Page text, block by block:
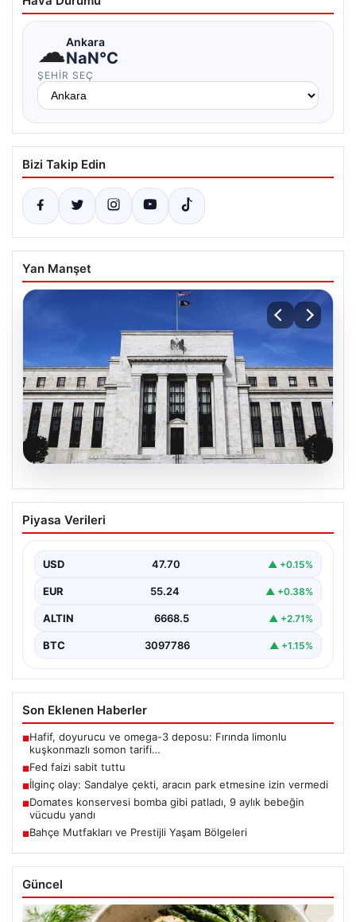
☁Ankara
NaN°C
ŞEHIR SEÇ
Bizi Takip Edin
Yan Manşet
06.08.2026
Fed faizi sabit tuttu
Piyasa Verileri
USD 47.70 ▲ +0.15%
EUR 55.24 ▲ +0.38%
ALTIN 6668.5 ▲ +2.71%
BTC 3097786 ▲ +1.15%
Son Eklenen Haberler
■Hafif, doyurucu ve omega-3 deposu: Fırında limonlu
kuşkonmazlı somon tarifi…
■Fed faizi sabit tuttu
■İlginç olay: Sandalye çekti, aracın park etmesine izin vermedi
■Domates konservesi bomba gibi patladı, 9 aylık bebeğin
vücudu yandı
■Bahçe Mutfakları ve Prestijli Yaşam Bölgeleri
Güncel